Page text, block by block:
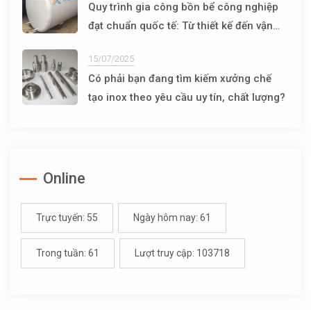
Quy trình gia công bồn bể công nghiệp
đạt chuẩn quốc tế: Từ thiết kế đến vận
15/07/2025
Có phải bạn đang tìm kiếm xưởng chế
tạo inox theo yêu cầu uy tín, chất lượng?
Online
Trực tuyến: 55 Ngày hôm nay: 61
Trong tuần: 61 Lượt truy cập: 103718